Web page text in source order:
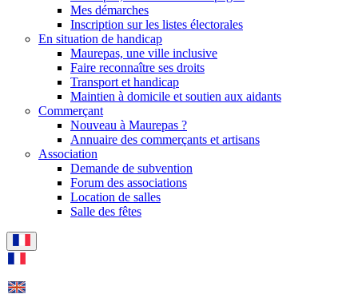
Mes démarches
Inscription sur les listes électorales
En situation de handicap
Maurepas, une ville inclusive
Faire reconnaître ses droits
Transport et handicap
Maintien à domicile et soutien aux aidants
Commerçant
Nouveau à Maurepas ?
Annuaire des commerçants et artisans
Association
Demande de subvention
Forum des associations
Location de salles
Salle des fêtes